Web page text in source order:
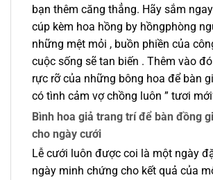
bạn thêm căng thẳng. Hãy sắm
cúp kèm hoa hồng by hồngphòng
những mệt mỏi , buồn phiền của
cuộc sống sẽ tan biến . Thêm vào
rực rỡ của những bông hoa để bàn
có tình cảm vợ chồng luôn ” tươi
Bình hoa giả trang trí để bàn đồng
cho ngày cưới
Lễ cưới luôn được coi là một ngày
ngày minh chứng cho kết quả của